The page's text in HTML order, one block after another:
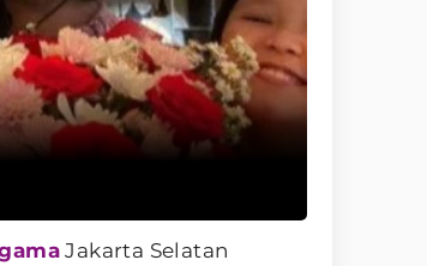
Jakarta Selatan